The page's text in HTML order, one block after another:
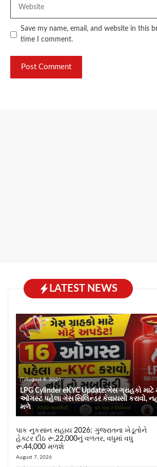
Save my name, email, and website in this
time I comment.
LATEST NEWS
August 8, 2026
LPG Cylinder eKYC Update:ગેસ ગ્રાહકો
ઓગસ્ટ પહેલા ગેસ સિલિન્ડર કેવાયસી કરાવો,
મળે
પાક નુકસાન સહાય 2026: ગુજરાતના ખેડૂતોને
હેક્ટર દીઠ રૂ.22,000નું વળતર, વધુમાં વધુ
રૂ.44,000 મળશે
August 7, 2026